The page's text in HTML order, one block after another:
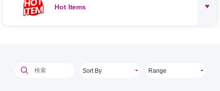
Hot Items
Sort By Range